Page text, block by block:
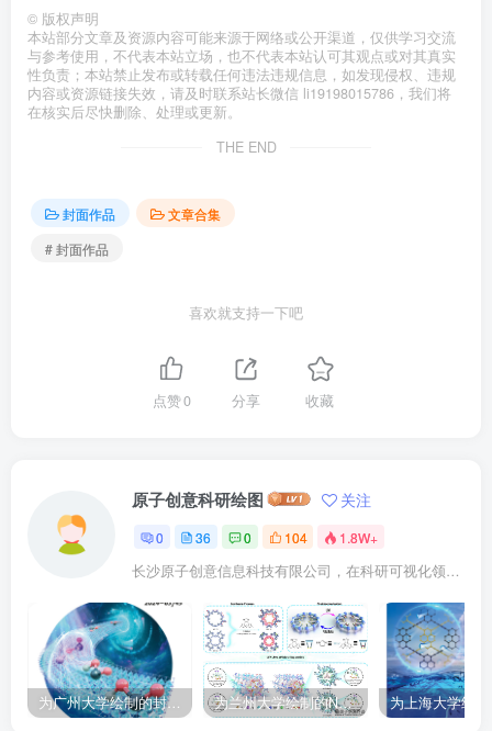
© 版权声明
本站部分文章及资源内容可能来源于网络或公开渠道，仅供学习交流
与参考使用，不代表本站立场，也不代表本站认可其观点或对其真实
性负责；本站禁止发布或转载任何违法违规信息，如发现侵权、违规
内容或资源链接失效，请及时联系站长微信 li19198015786，我们将
在核实后尽快删除、处理或更新。
THE END
封面作品
文章合集
# 封面作品
喜欢就支持一下吧
点赞0 分享 收藏
原子创意科研绘图 关注
0 36 0 104 1.8W+
长沙原子创意信息科技有限公司，在科研可视化领域努力开拓，致力于将科研成果以引人注目的可视化形式呈现。作为这个领域的积极探索者，我们专注于提供先进的数字孪生技术和综合性的科学可视化解决方案。我们提供的服务广泛，包括学术期刊封面设计、论文配图、医学插画、科研动画、版面设计及动态图形展示等，旨在融合科学与艺术，创造既具美感又富有科学内涵的作品。
为广州大学绘制的封面中稿啦！ 为兰州大学绘制的Nat. Commun插图中稿